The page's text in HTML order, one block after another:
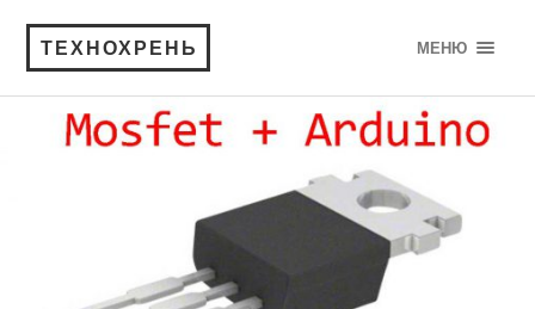
ТЕХНОХРЕНЬ МЕНЮ